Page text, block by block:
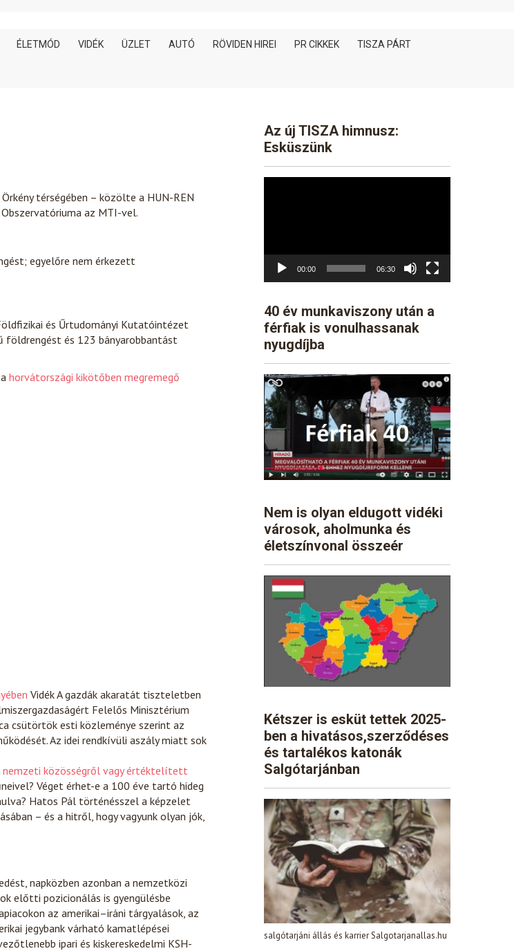
ÉLETMÓD VIDÉK ÜZLET AUTÓ RÖVIDEN HIREI PR CIKKEK TISZA PÁRT
térségében – közölte a HUN-REN
az MTI-vel.
egyelőre nem érkezett
és Űrtudományi Kutatóintézet
földrengést és 123 bányarobbantást
horvátországi kikötőben megremegő
VidékA gazdák akaratát tiszteletben
Felelős Minisztérium
csütörtök esti közleménye szerint az
Az idei rendkívüli aszály miatt sok
közösségről vagy értéktelített
Véget érhet-e a 100 éve tartó hideg
Hatos Pál történésszel a képzelet
– és a hitről, hogy vagyunk olyan jók,
napközben azonban a nemzetközi
előtti pozicionálás is gyengülésbe
az amerikai–iráni tárgyalások, az
jegybank várható kamatlépései
ipari és kiskereskedelmi KSH-
Az új TISZA himnusz:
Esküszünk
00:00 06:30
40 év munkaviszony után a
férfiak is vonulhassanak
nyugdíjba
Nem is olyan eldugott vidéki
városok, aholmunka és
életszínvonal összeér
Kétszer is esküt tettek 2025-
ben a hivatásos,szerződéses
és tartalékos katonák
Salgótarjánban
salgótarjáni állás és karrier Salgotarjanallas.hu